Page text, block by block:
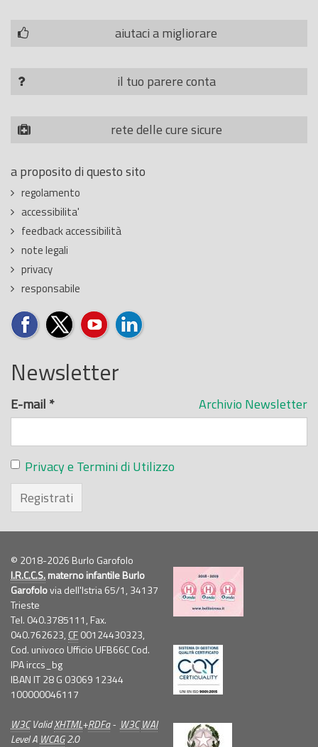
aiutaci a migliorare
il tuo parere conta
rete delle cure sicure
a proposito di questo sito
regolamento
accessibilita'
feedback accessibilità
note legali
privacy
responsabile
Newsletter
Archivio Newsletter
E-mail *
Privacy e Termini di Utilizzo
Registrati
© 2018-2026 Burlo Garofolo
I.R.C.C.S.materno infantile Burlo
Garofolovia dell'Istria 65/1, 34137
Trieste
Tel. 040.3785111, Fax.
040.762623, CF00124430323,
Cod. univoco Ufficio UFB66C Cod.
IPA irccs_bg
IBAN IT 28 G 03069 12344
100000046117
W3CValidXHTML+RDFa- W3C WAI
Level A WCAG2.0